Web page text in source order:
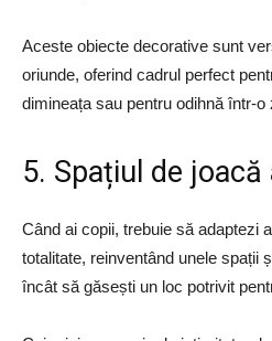
Aceste obiecte decorative sunt
oriunde, oferind cadrul perfect
dimineața sau pentru odihnă într-o
5. Spațiul de
Când ai copii, trebuie să adaptezi
totalitate, reinventând unele spații
încât să găsești un loc potrivit